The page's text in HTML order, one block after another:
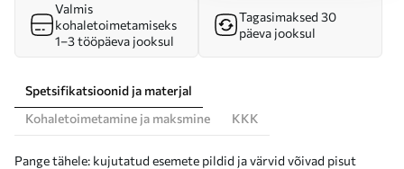
Valmis
kohaletoimetamiseks
1–3 tööpäeva jooksul
Tagasimaksed 30
päeva jooksul
Spetsifikatsioonid ja materjal
Kohaletoimetamine ja maksmine
KKK
Pange tähele: kujutatud esemete pildid ja värvid võivad pisut